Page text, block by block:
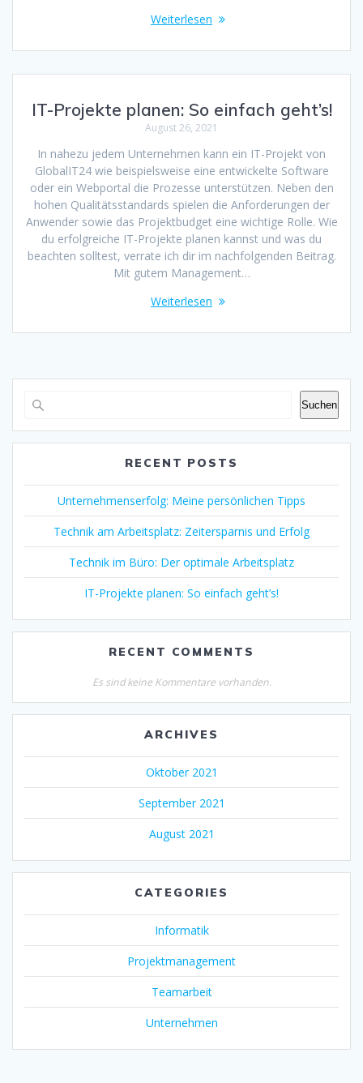
Weiterlesen
IT-Projekte planen: So einfach geht’s!
August 26, 2021
In nahezu jedem Unternehmen kann ein IT-Projekt von
GlobalIT24 wie beispielsweise eine entwickelte Software
oder ein Webportal die Prozesse unterstützen. Neben den
hohen Qualitätsstandards spielen die Anforderungen der
Anwender sowie das Projektbudget eine wichtige Rolle. Wie
du erfolgreiche IT-Projekte planen kannst und was du
beachten solltest, verrate ich dir im nachfolgenden Beitrag.
Mit gutem Management…
Weiterlesen
Suchen
RECENT POSTS
Unternehmenserfolg: Meine persönlichen Tipps
Technik am Arbeitsplatz: Zeitersparnis und Erfolg
Technik im Büro: Der optimale Arbeitsplatz
IT-Projekte planen: So einfach geht’s!
RECENT COMMENTS
Es sind keine Kommentare vorhanden.
ARCHIVES
Oktober 2021
September 2021
August 2021
CATEGORIES
Informatik
Projektmanagement
Teamarbeit
Unternehmen